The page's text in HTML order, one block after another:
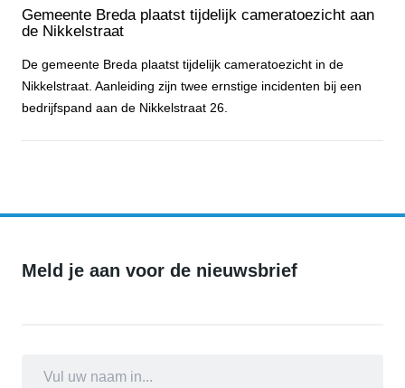
Gemeente Breda plaatst tijdelijk cameratoezicht aan
de Nikkelstraat
De gemeente Breda plaatst tijdelijk cameratoezicht in de
Nikkelstraat. Aanleiding zijn twee ernstige incidenten bij een
bedrijfspand aan de Nikkelstraat 26.
Meld je aan voor de nieuwsbrief